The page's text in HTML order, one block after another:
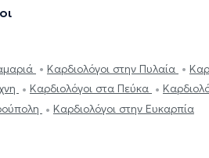
Καρδιολόγοι στην Πυλαία
Καρδιολόγοι στα Πεύκα
Καρδιολόγοι στην Ευκαρπία